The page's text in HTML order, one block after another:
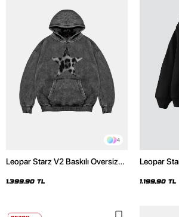
4
Leopar Starz V2 Baskılı Oversize
Hoodie
1.399,90 TL
Leopar
1.199,90 TL